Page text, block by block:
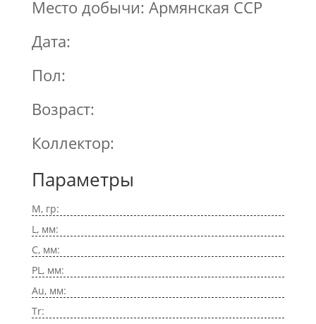
Место добычи: Армянская ССР
Дата:
Пол:
Возраст:
Коллектор:
Параметры
M, гр:
L, мм:
C, мм:
PL, мм:
Au, мм:
Tr: